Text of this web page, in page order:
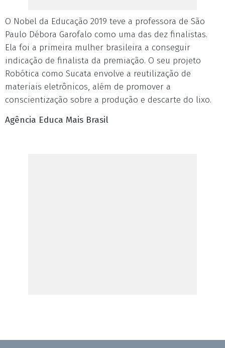
O Nobel da Educação 2019 teve a professora de São
Paulo Débora Garofalo como uma das dez finalistas.
Ela foi a primeira mulher brasileira a conseguir
indicação de finalista da premiação. O seu projeto
Robótica como Sucata envolve a reutilização de
materiais eletrônicos, além de promover a
conscientização sobre a produção e descarte do lixo.
Agência Educa Mais Brasil